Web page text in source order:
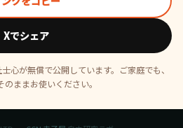
Xでシェア
心が無償で公開しています。ご家庭でも、
のままお使いください。